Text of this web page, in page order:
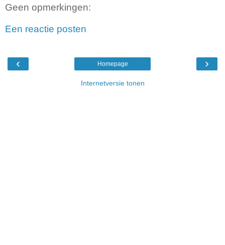
Geen opmerkingen:
Een reactie posten
‹ ›
Homepage
Internetversie tonen